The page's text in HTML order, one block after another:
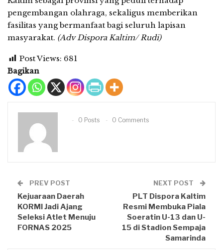
pengembangan olahraga, sekaligus memberikan
fasilitas yang bermanfaat bagi seluruh lapisan
masyarakat. (Adv Dispora Kaltim/ Rudi)
Post Views: 681
Bagikan
0 Posts 0 Comments
PREV POST
Kejuaraan Daerah
KORMI Jadi Ajang
Seleksi Atlet Menuju
FORNAS 2025
NEXT POST
PLT Dispora Kaltim
Resmi Membuka Piala
Soeratin U-13 dan U-
15 di Stadion Sempaja
Samarinda